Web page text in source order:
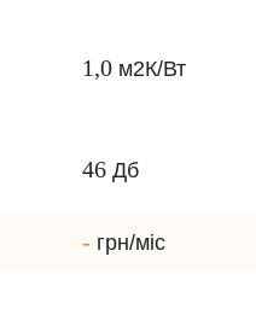
1,0 м2К/Вт
46 Дб
- грн/міс